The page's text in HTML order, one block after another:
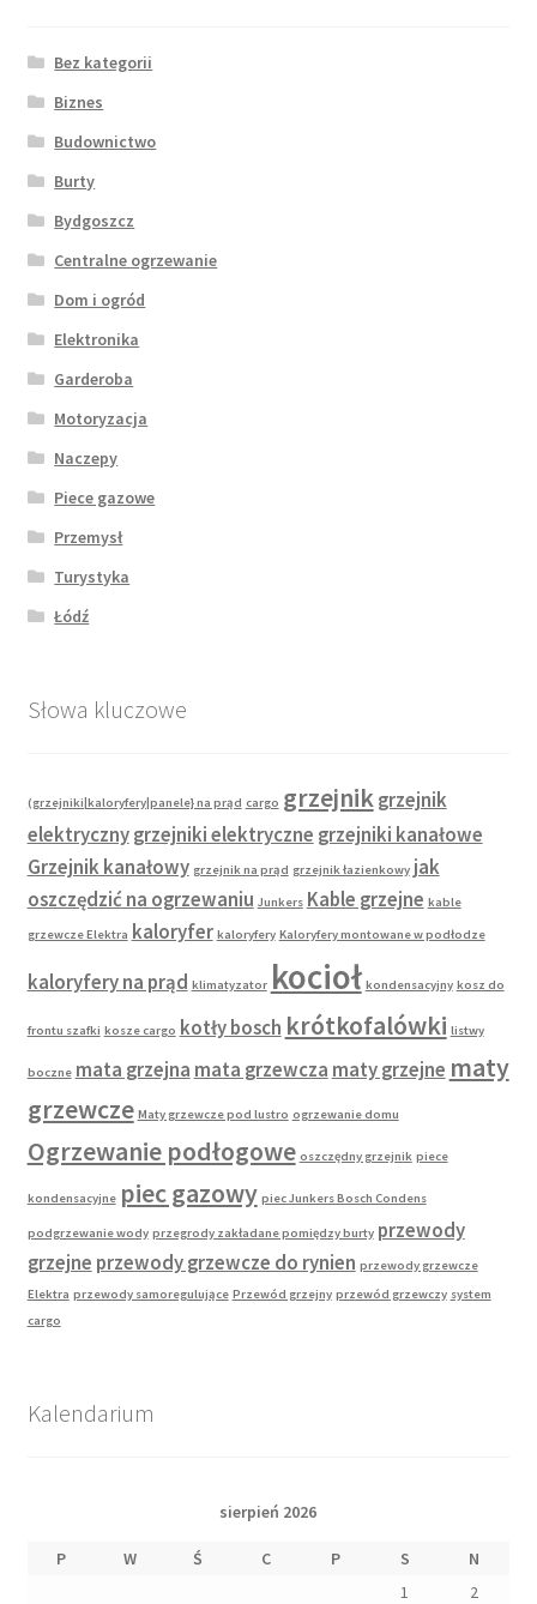
Bez kategorii
Biznes
Budownictwo
Burty
Bydgoszcz
Centralne ogrzewanie
Dom i ogród
Elektronika
Garderoba
Motoryzacja
Naczepy
Piece gazowe
Przemysł
Turystyka
Łódź
Słowa kluczowe
(grzejniki|kaloryfery|panele} na prąd cargo grzejnik grzejnik
elektryczny grzejniki elektryczne grzejniki kanałowe
Grzejnik kanałowy grzejnik na prąd grzejnik łazienkowy jak
oszczędzić na ogrzewaniu Junkers Kable grzejne kable
grzewcze Elektra kaloryfer kaloryfery Kaloryfery montowane w podłodze
kaloryfery na prąd klimatyzator kocioł kondensacyjny kosz do
frontu szafki kosze cargo kotły bosch krótkofalówki listwy
boczne mata grzejna mata grzewcza maty grzejne maty
grzewcze Maty grzewcze pod lustro ogrzewanie domu
Ogrzewanie podłogowe oszczędny grzejnik piece
kondensacyjne piec gazowy piec Junkers Bosch Condens
podgrzewanie wody przegrody zakładane pomiędzy burty przewody
grzejne przewody grzewcze do rynien przewody grzewcze
Elektra przewody samoregulujące Przewód grzejny przewód grzewczy system
cargo
Kalendarium
sierpień 2026
P W Ś C P S
N
1
2